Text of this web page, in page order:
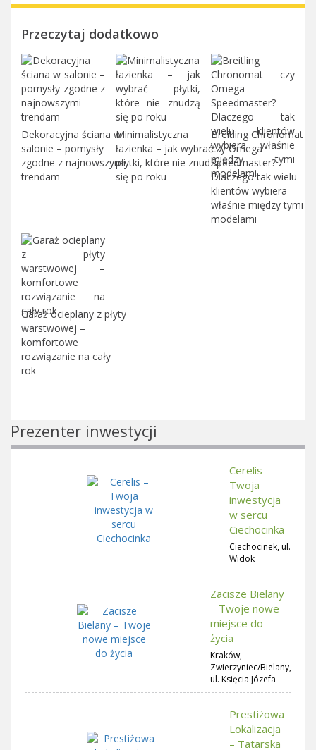
Przeczytaj dodatkowo
Dekoracyjna ściana w
salonie – pomysły
zgodne z najnowszymi
trendam
Minimalistyczna
łazienka – jak wybrać
płytki, które nie znudzą
się po roku
Breitling Chronomat
czy Omega
Speedmaster?
Dlaczego tak wielu
klientów wybiera
właśnie między tymi
modelami
Garaż ocieplany z płyty
warstwowej –
komfortowe
rozwiązanie na cały
rok
Prezenter inwestycji
Cerelis –
Twoja
inwestycja
w sercu
Ciechocinka
Ciechocinek, ul.
Widok
Zacisze Bielany
– Twoje nowe
miejsce do
życia
Kraków,
Zwierzyniec/Bielany,
ul. Księcia Józefa
Prestiżowa
Lokalizacja
– Tatarska